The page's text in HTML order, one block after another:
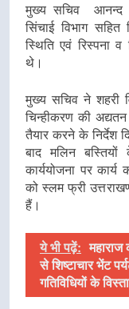
मुख्य सचिव आनन्द
सिंचाई विभाग सहित
स्थिति एवं रिस्पना
थे।
मुख्य सचिव ने शहरी
चिन्हीकरण की
तैयार करने के निर्देश
बाद मलिन बस्तियों
कार्ययोजना पर
को स्लम फ्री
हैं।
ये भी पढ़ें:
से शिष्टाचार भेंट
गतिविधियों के